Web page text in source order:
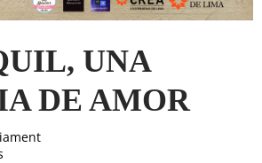
UNA
DE AMOR